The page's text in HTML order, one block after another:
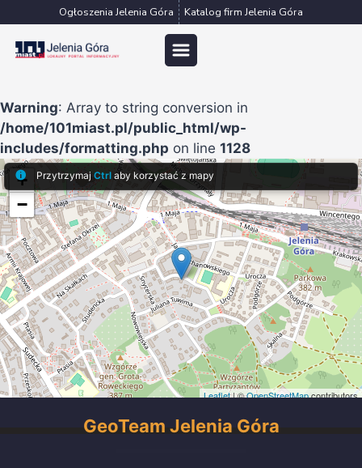
do
treści
Ogłoszenia Jelenia Góra Katalog firm Jelenia Góra
Warning: Array to string conversion in
/home/101miast.pl/public_html/wp-
includes/formatting.php on line 1128
+
−
Leaflet| ©OpenStreetMapcontributors
Przytrzymaj Ctrl aby korzystać z mapy
GeoTeam Jelenia Góra